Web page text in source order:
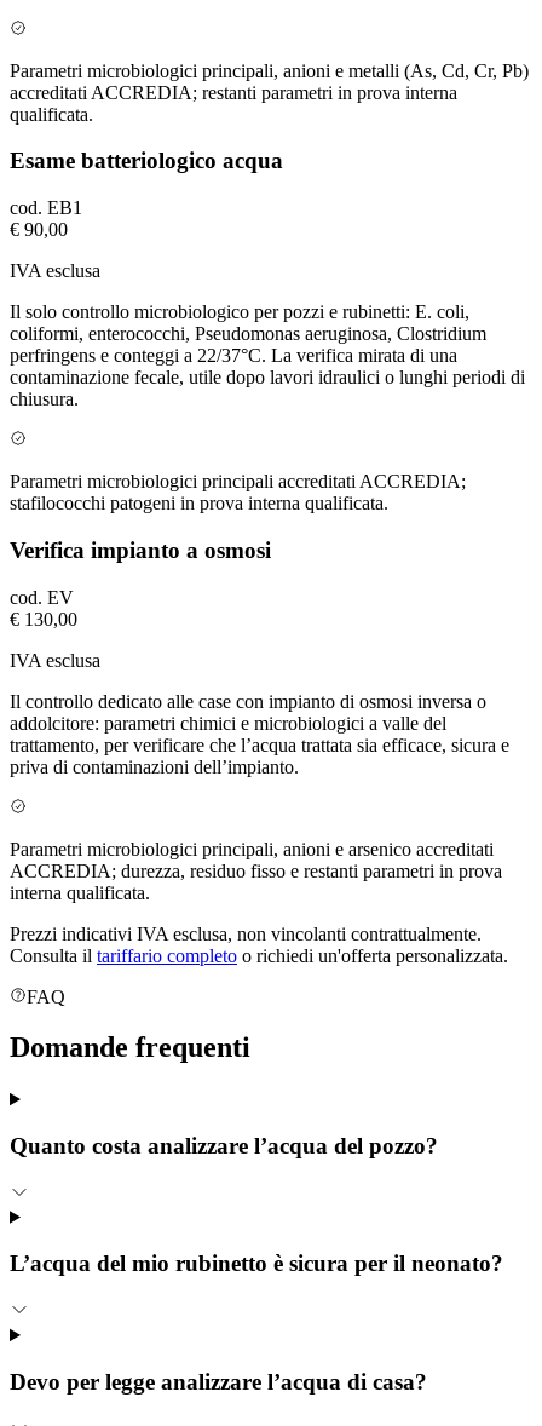
Parametri microbiologici principali, anioni e metalli (As, Cd, Cr, Pb)
accreditati ACCREDIA; restanti parametri in prova interna
qualificata.
Esame batteriologico acqua
cod. EB1
€ 90,00
IVA esclusa
Il solo controllo microbiologico per pozzi e rubinetti: E. coli,
coliformi, enterococchi, Pseudomonas aeruginosa, Clostridium
perfringens e conteggi a 22/37°C. La verifica mirata di una
contaminazione fecale, utile dopo lavori idraulici o lunghi periodi di
chiusura.
Parametri microbiologici principali accreditati ACCREDIA;
stafilococchi patogeni in prova interna qualificata.
Verifica impianto a osmosi
cod. EV
€ 130,00
IVA esclusa
Il controllo dedicato alle case con impianto di osmosi inversa o
addolcitore: parametri chimici e microbiologici a valle del
trattamento, per verificare che l’acqua trattata sia efficace, sicura e
priva di contaminazioni dell’impianto.
Parametri microbiologici principali, anioni e arsenico accreditati
ACCREDIA; durezza, residuo fisso e restanti parametri in prova
interna qualificata.
Prezzi indicativi IVA esclusa, non vincolanti contrattualmente.
Consulta il tariffario completo o richiedi un'offerta personalizzata.
FAQ
Domande frequenti
Quanto costa analizzare l’acqua del pozzo?
L’acqua del mio rubinetto è sicura per il neonato?
Devo per legge analizzare l’acqua di casa?